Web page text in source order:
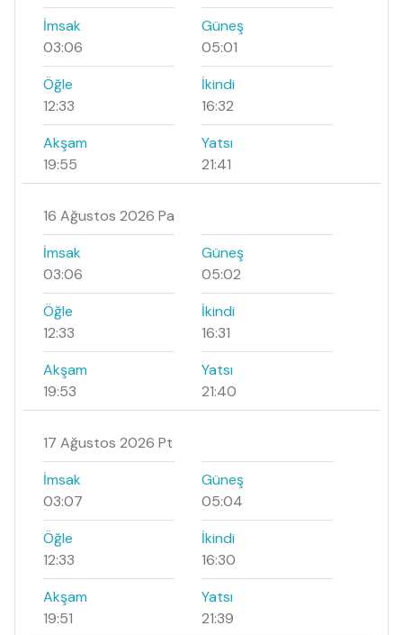
İmsak
03:06
Güneş
05:01
Öğle
12:33
İkindi
16:32
Akşam
19:55
Yatsı
21:41
16 Ağustos 2026 Pa
İmsak
03:06
Güneş
05:02
Öğle
12:33
İkindi
16:31
Akşam
19:53
Yatsı
21:40
17 Ağustos 2026 Pt
İmsak
03:07
Güneş
05:04
Öğle
12:33
İkindi
16:30
Akşam
19:51
Yatsı
21:39